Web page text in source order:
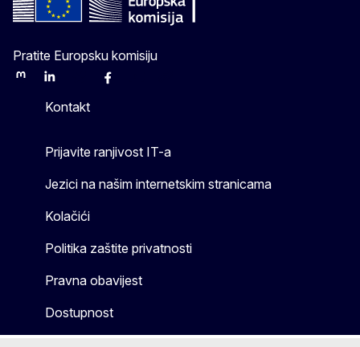
Pratite Europsku komisiju
MastodonLinkedInBlueskyFacebook
Kontakt
Prijavite ranjivost IT-a
Jezici na našim internetskim stranicama
Kolačići
Politika zaštite privatnosti
Pravna obavijest
Dostupnost